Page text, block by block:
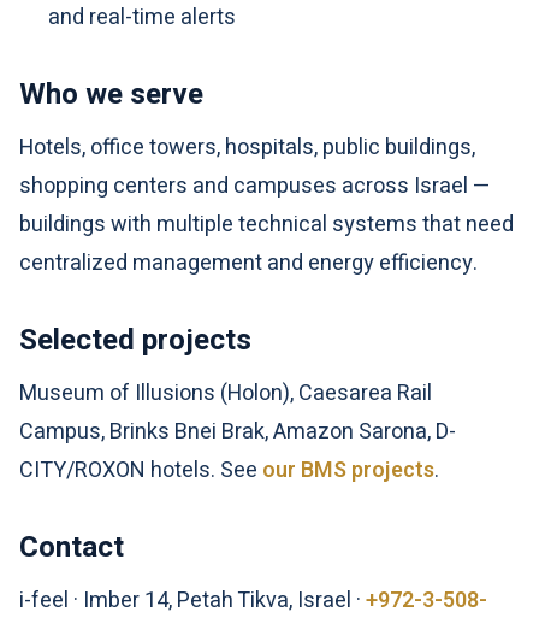
and real-time alerts
Who we serve
Hotels, office towers, hospitals, public buildings,
shopping centers and campuses across Israel —
buildings with multiple technical systems that need
centralized management and energy efficiency.
Selected projects
Museum of Illusions (Holon), Caesarea Rail
Campus, Brinks Bnei Brak, Amazon Sarona, D-
CITY/ROXON hotels. See our BMS projects.
Contact
i-feel · Imber 14, Petah Tikva, Israel ·+972-3-508-